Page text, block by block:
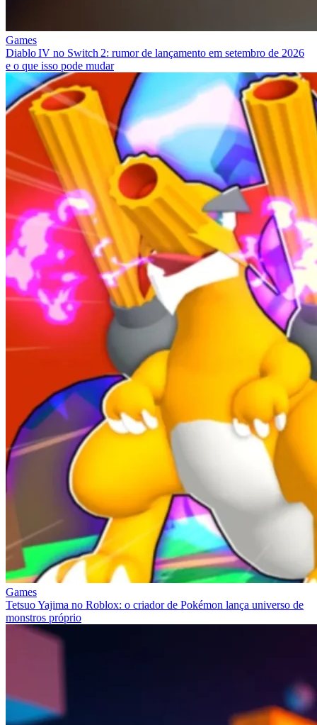
Games
Diablo IV no Switch 2: rumor de lançamento em setembro de 2026
e o que isso pode mudar
Games
Tetsuo Yajima no Roblox: o criador de Pokémon lança universo de
monstros próprio